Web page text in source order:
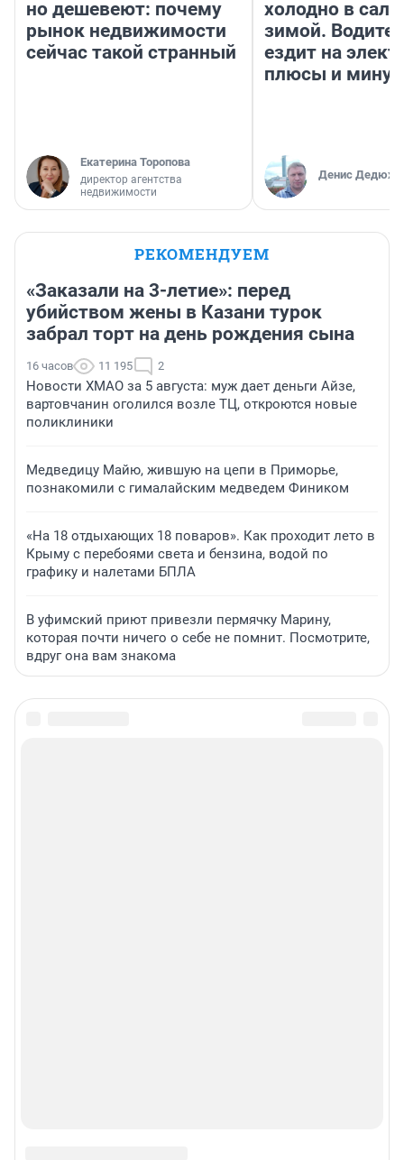
но дешевеют: почему
рынок недвижимости
сейчас такой странный
Екатерина Торопова
директор агентства
недвижимости
холодно в
зимой.
ездит на
плюсы и
Денис
РЕКОМЕНДУЕМ
«Заказали на 3-летие»: перед
убийством жены в Казани турок
забрал торт на день рождения сына
16 часов 11 195 2
Новости ХМАО за 5 августа: муж дает деньги Айзе,
вартовчанин оголился возле ТЦ, откроются новые
поликлиники
Медведицу Майю, жившую на цепи в Приморье,
познакомили с гималайским медведем Фиником
«На 18 отдыхающих 18 поваров». Как проходит лето в
Крыму с перебоями света и бензина, водой по
графику и налетами БПЛА
В уфимский приют привезли пермячку Марину,
которая почти ничего о себе не помнит. Посмотрите,
вдруг она вам знакома